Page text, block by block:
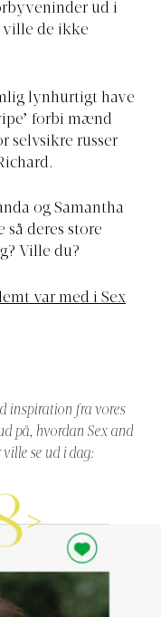
ud i
ville de ikke
lynhurtigt have
forbi mænd
selvsikre russer
og Samantha
deres store
Ville du?
var med i Sex
inspiration fra vores
på, hvordan Sex and
se ud i dag: